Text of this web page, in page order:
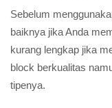
Sebelum
baiknya jika Anda
kurang lengkap jika
block berkualitas
tipenya.